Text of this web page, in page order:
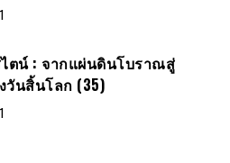
ไตน์​ : จากแผ่นดินโบราณสู่
นสิ้นโลก​ (35)